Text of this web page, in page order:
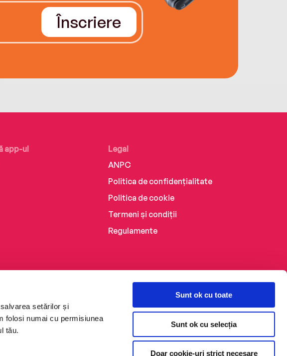
setărilor și
folosi numai cu permisiunea
tău.
Sunt ok cu toate
Sunt ok cu selecția
Doar cookie-uri strict necesare
Înscriere
app-ul
Legal
ANPC
Politica de confidențialitate
Politica de cookie
Termeni și condiții
Regulamente